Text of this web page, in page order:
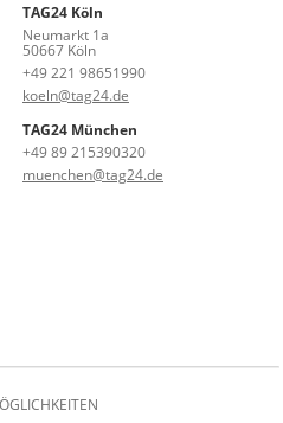
TAG24 Köln
Neumarkt 1a
50667 Köln
+49 221 98651990
koeln@tag24.de
TAG24 München
+49 89 215390320
muenchen@tag24.de